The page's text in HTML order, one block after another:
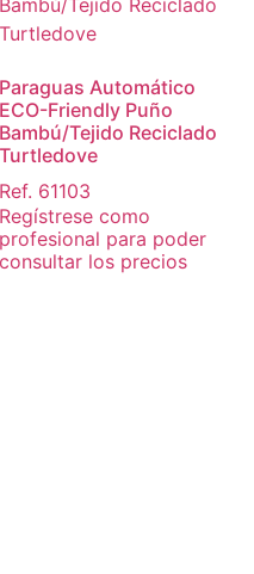
Paraguas Automático
ECO-Friendly Puño
Bambú/Tejido Reciclado
Turtledove
Ref. 61103
Regístrese como
profesional para poder
consultar los precios